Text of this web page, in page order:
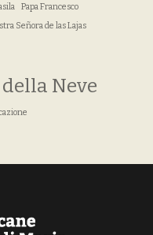
Papa Francesco
Señora de las Lajas
Neve